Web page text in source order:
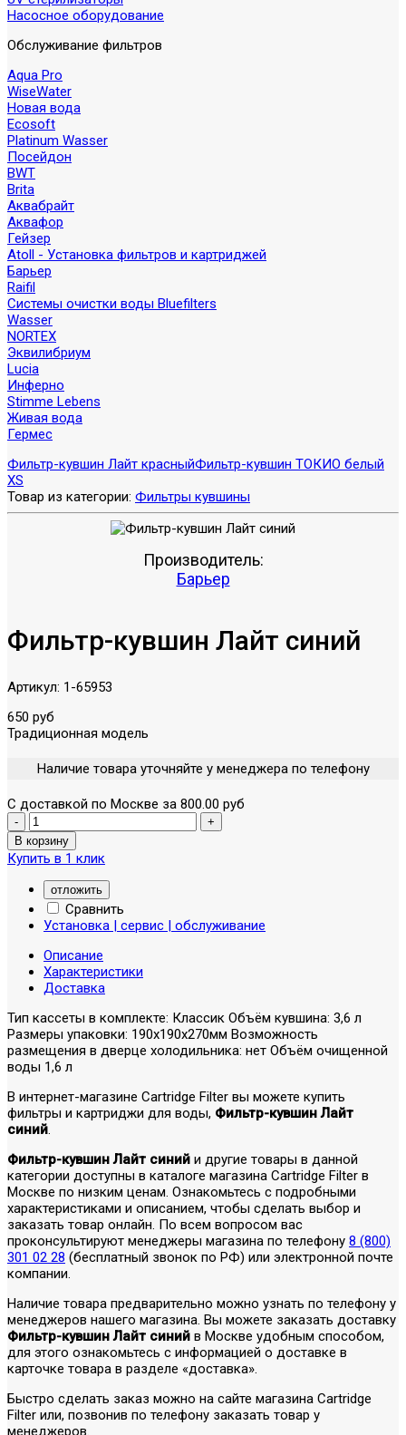
Насосное оборудование
Обслуживание фильтров
Aqua Pro
WiseWater
Новая вода
Ecosoft
Platinum Wasser
Посейдон
BWT
Brita
Аквабрайт
Аквафор
Гейзер
Atoll - Установка фильтров и картриджей
Барьер
Raifil
Системы очистки воды Bluefilters
Wasser
NORTEX
Эквилибриум
Lucia
Инферно
Stimme Lebens
Живая вода
Гермес
Фильтр-кувшин Лайт красныйФильтр-кувшин ТОКИО белый
XS
Товар из категории: Фильтры кувшины
Производитель:
Барьер
Фильтр-кувшин Лайт синий
Артикул: 1-65953
650 руб
Традиционная модель
Наличие товара уточняйте у менеджера по телефону
С доставкой по Москве за 800.00 руб
Купить в 1 клик
отложить
Сравнить
Установка | сервис | обслуживание
Описание
Характеристики
Доставка
Тип кассеты в комплекте: Классик Объём кувшина: 3,6 л
Размеры упаковки: 190x190x270мм Возможность
размещения в дверце холодильника: нет Объём очищенной
воды 1,6 л
В интернет-магазине Cartridge Filter вы можете купить
фильтры и картриджи для воды, Фильтр-кувшин Лайт
синий.
Фильтр-кувшин Лайт синий и другие товары в данной
категории доступны в каталоге магазина Cartridge Filter в
Москве по низким ценам. Ознакомьтесь с подробными
характеристиками и описанием, чтобы сделать выбор и
заказать товар онлайн. По всем вопросом вас
проконсультируют менеджеры магазина по телефону 8 (800)
301 02 28 (бесплатный звонок по РФ) или электронной почте
компании.
Наличие товара предварительно можно узнать по телефону у
менеджеров нашего магазина. Вы можете заказать доставку
Фильтр-кувшин Лайт синий в Москве удобным способом,
для этого ознакомьтесь с информацией о доставке в
карточке товара в разделе «доставка».
Быстро сделать заказ можно на сайте магазина Cartridge
Filter или, позвонив по телефону заказать товар у
менеджеров.